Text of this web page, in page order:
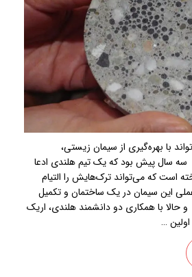
با بهره‌گیری از سیمان زیستی،
سال پیش بود که یک تیم هلندی ادعا
است که می‌تواند ترک‌هایش را التیام
این سیمان در یک ساختمان و تکمیل
حالا با همکاری دو دانشمند هلندی، اریک
…